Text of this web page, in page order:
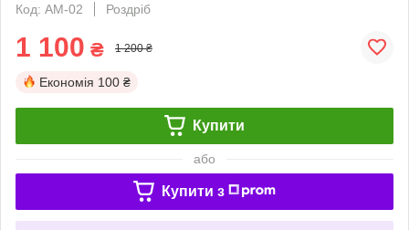
Код: AM-02
Роздріб
1 100 ₴ 1 200 ₴
Економія 100 ₴
Купити
або
Купити з